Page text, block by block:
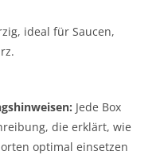
ideal für Saucen,
Jede Box
die erklärt, wie
optimal einsetzen